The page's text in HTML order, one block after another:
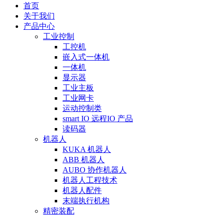
首页
关于我们
产品中心
工业控制
工控机
嵌入式一体机
一体机
显示器
工业主板
工业网卡
运动控制类
smart IO 远程IO 产品
读码器
机器人
KUKA 机器人
ABB 机器人
AUBO 协作机器人
机器人工程技术
机器人配件
末端执行机构
精密装配